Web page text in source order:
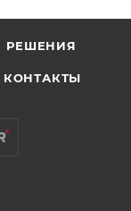
РЕШЕНИЯ
КОНТАКТЫ